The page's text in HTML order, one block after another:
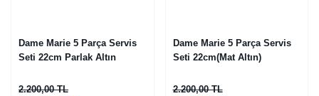
Dame Marie 5 Parça Servis
Seti 22cm Parlak Altın
2.200,00 TL
Dame Marie 5 Parça Servis
Seti 22cm(Mat Altın)
2.200,00 TL